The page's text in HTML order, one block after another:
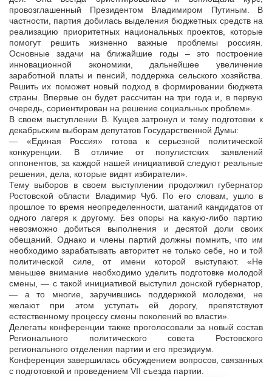
провозглашенный Президентом Владимиром Путиным. В
частности, партия добилась выделения бюджетных средств на
реализацию приоритетных национальных проектов, которые
помогут решить жизненно важные проблемы россиян.
Основные задачи на ближайшие годы – это построение
инновационной экономики, дальнейшее увеличение
заработной платы и пенсий, поддержка сельского хозяйства.
Решить их поможет новый подход в формировании бюджета
страны. Впервые он будет рассчитан на три года и, в первую
очередь, сориентирован на решение социальных проблем».
В своем выступлении В. Кущев затронул и тему подготовки к
декабрьским выборам депутатов Государственной Думы:
— «Единая Россия» готова к серьезной политической
конкуренции. В отличие от популистских заявлений
оппонентов, за каждой нашей инициативой следуют реальные
решения, дела, которые видят избиратели».
Тему выборов в своем выступлении продолжил губернатор
Ростовской области Владимир Чуб. По его словам, ушло в
прошлое то время неопределенности, шатаний кандидатов от
одного лагеря к другому. Без опоры на какую-либо партию
невозможно добиться выполнения и десятой доли своих
обещаний. Однако и члены партий должны помнить, что им
необходимо зарабатывать авторитет не только себе, но и той
политической силе, от имени которой выступают. «Не
меньшее внимание необходимо уделить подготовке молодой
смены, — с такой инициативой выступил донской губернатор,
— а то многие, заручившись поддержкой молодежи, не
желают при этом уступать ей дорогу, препятствуют
естественному процессу смены поколений во власти».
Делегаты конференции также проголосовали за новый состав
Регионального политического совета Ростовского
регионального отделения партии и его президиум.
Конференция завершилась обсуждением вопросов, связанных
с подготовкой и проведением VII съезда партии.